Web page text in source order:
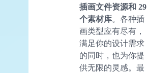
插画文件资源和 29
个素材库。各种插
画类型应有尽有，
满足你的设计需求
的同时，也为你提
供无限的灵感。最